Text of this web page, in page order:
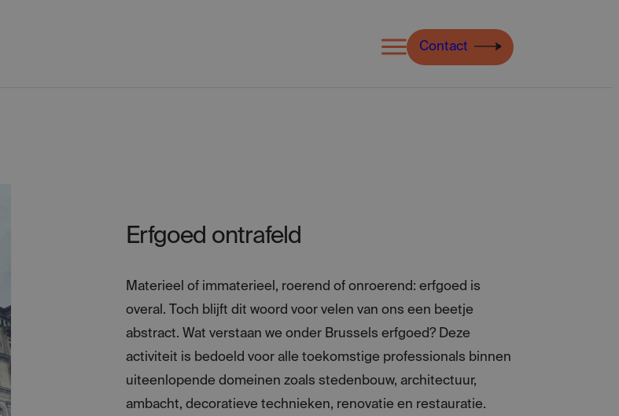
Open
menu
Contact
Erfgoed ontrafeld
Materieel of immaterieel, roerend of onroerend: erfgoed is
overal. Toch blijft dit woord voor velen van ons een beetje
abstract. Wat verstaan we onder Brussels erfgoed? Deze
activiteit is bedoeld voor alle toekomstige professionals binnen
uiteenlopende domeinen zoals stedenbouw, architectuur,
ambacht, decoratieve technieken, renovatie en restauratie.